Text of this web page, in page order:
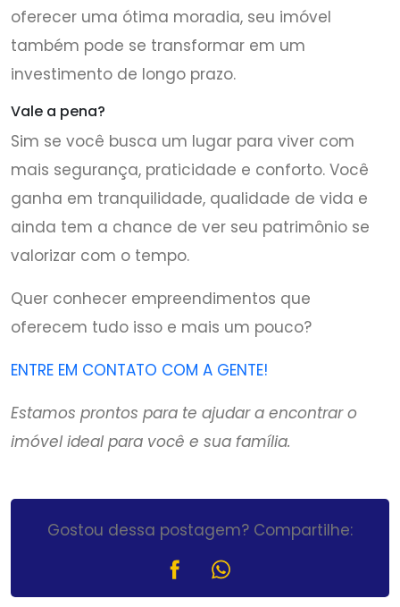
oferecer uma ótima moradia, seu imóvel
também pode se transformar em um
investimento de longo prazo.
Vale a pena?
Sim se você busca um lugar para viver com
mais segurança, praticidade e conforto. Você
ganha em tranquilidade, qualidade de vida e
ainda tem a chance de ver seu patrimônio se
valorizar com o tempo.
Quer conhecer empreendimentos que
oferecem tudo isso e mais um pouco?
ENTRE EM CONTATO COM A GENTE!
Estamos prontos para te ajudar a encontrar o
imóvel ideal para você e sua família.
Gostou dessa postagem? Compartilhe: